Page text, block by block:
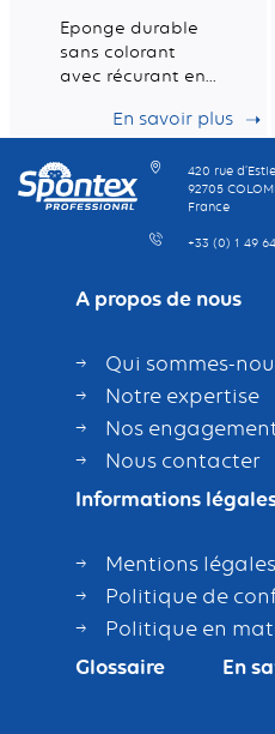
Eponge durable
sans colorant
avec récurant en
recyclées -
française
En savoir plus
420 rue
92705
France
+33 (0) 1 49
A propos de nous
Qui sommes-
Notre expertise
Nos
Nous contacter
Informations
Mentions légales
Politique de
Politique en
Glossaire
En